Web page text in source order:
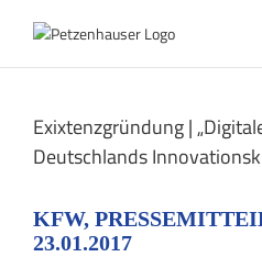
Inhalt
Exixtenzgründung |
Deutschlands
KFW,
23.01.2017